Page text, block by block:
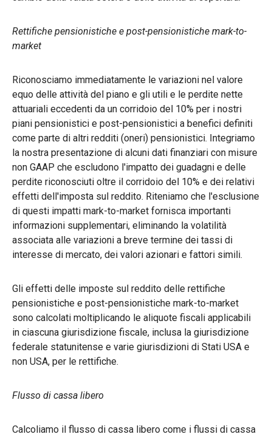
Rettifiche pensionistiche e post-pensionistiche mark-to-
market
Riconosciamo immediatamente le variazioni nel valore
equo delle attività del piano e gli utili e le perdite nette
attuariali eccedenti da un corridoio del 10% per i nostri
piani pensionistici e post-pensionistici a benefici definiti
come parte di altri redditi (oneri) pensionistici. Integriamo
la nostra presentazione di alcuni dati finanziari con misure
non GAAP che escludono l'impatto dei guadagni e delle
perdite riconosciuti oltre il corridoio del 10% e dei relativi
effetti dell'imposta sul reddito. Riteniamo che l'esclusione
di questi impatti mark-to-market fornisca importanti
informazioni supplementari, eliminando la volatilità
associata alle variazioni a breve termine dei tassi di
interesse di mercato, dei valori azionari e fattori simili.
Gli effetti delle imposte sul reddito delle rettifiche
pensionistiche e post-pensionistiche mark-to-market
sono calcolati moltiplicando le aliquote fiscali applicabili
in ciascuna giurisdizione fiscale, inclusa la giurisdizione
federale statunitense e varie giurisdizioni di Stati USA e
non USA, per le rettifiche.
Flusso di cassa libero
Calcoliamo il flusso di cassa libero come i flussi di cassa